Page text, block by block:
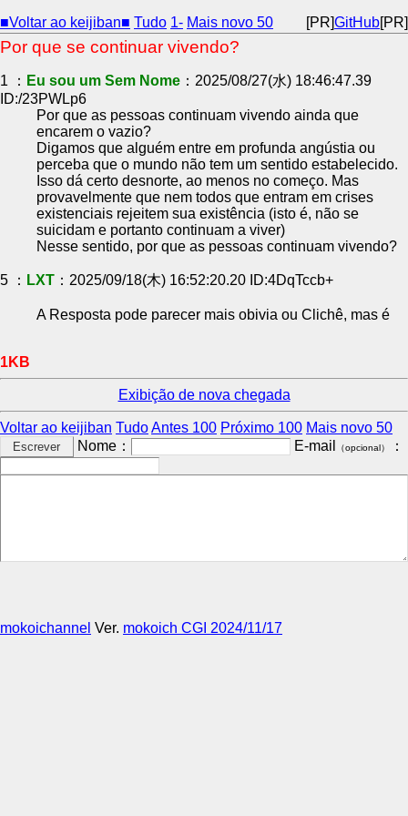
■Voltar ao keijiban■ Tudo 1- Mais novo 50 [PR]GitHub[PR]
Por que se continuar vivendo?
1 ： Eu sou um Sem Nome ：2025/08/27(水) 18:46:47.39
ID:/23PWLp6
Por que as pessoas continuam vivendo ainda que
encarem o vazio?
Digamos que alguém entre em profunda angústia ou
perceba que o mundo não tem um sentido estabelecido.
Isso dá certo desnorte, ao menos no começo. Mas
provavelmente que nem todos que entram em crises
existenciais rejeitem sua existência (isto é, não se
suicidam e portanto continuam a viver)
Nesse sentido, por que as pessoas continuam vivendo?
5 ： LXT ：2025/09/18(木) 16:52:20.20 ID:4DqTccb+
A Resposta pode parecer mais obivia ou Clichê, mas é
1KB
Exibição de nova chegada
Voltar ao keijiban TudoAntes 100 Próximo 100 Mais novo 50
Nome：
E-mail （opcional） ：
mokoichannel Ver. mokoich CGI 2024/11/17